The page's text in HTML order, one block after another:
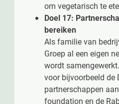
om vegetarisch te
Doel 17:
bereiken
Als familie van
Groep al een eigen
wordt
voor bijvoorbeeld de
partnerschappen
foundation en de